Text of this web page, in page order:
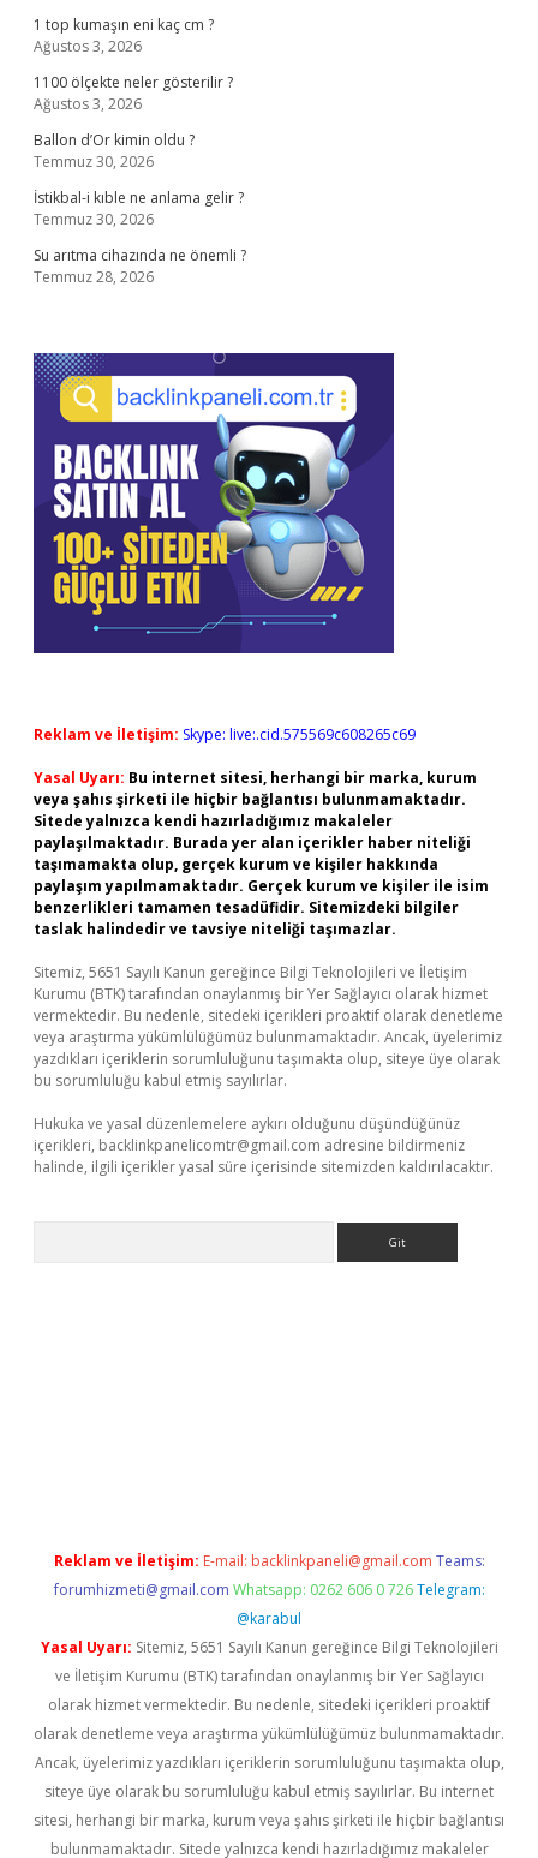
1 top kumaşın eni kaç cm ?
Ağustos 3, 2026
1100 ölçekte neler gösterilir ?
Ağustos 3, 2026
Ballon d’Or kimin oldu ?
Temmuz 30, 2026
İstikbal-i kıble ne anlama gelir ?
Temmuz 30, 2026
Su arıtma cihazında ne önemli ?
Temmuz 28, 2026
Reklam ve İletişim: Skype: live:.cid.575569c608265c69
Yasal Uyarı: Bu internet sitesi, herhangi bir marka, kurum
veya şahıs şirketi ile hiçbir bağlantısı bulunmamaktadır.
Sitede yalnızca kendi hazırladığımız makaleler
paylaşılmaktadır. Burada yer alan içerikler haber niteliği
taşımamakta olup, gerçek kurum ve kişiler hakkında
paylaşım yapılmamaktadır. Gerçek kurum ve kişiler ile isim
benzerlikleri tamamen tesadüfidir. Sitemizdeki bilgiler
taslak halindedir ve tavsiye niteliği taşımazlar.
Sitemiz, 5651 Sayılı Kanun gereğince Bilgi Teknolojileri ve İletişim
Kurumu (BTK) tarafından onaylanmış bir Yer Sağlayıcı olarak hizmet
vermektedir. Bu nedenle, sitedeki içerikleri proaktif olarak denetleme
veya araştırma yükümlülüğümüz bulunmamaktadır. Ancak, üyelerimiz
yazdıkları içeriklerin sorumluluğunu taşımakta olup, siteye üye olarak
bu sorumluluğu kabul etmiş sayılırlar.
Hukuka ve yasal düzenlemelere aykırı olduğunu düşündüğünüz
içerikleri, backlinkpanelicomtr@gmail.com adresine bildirmeniz
halinde, ilgili içerikler yasal süre içerisinde sitemizden kaldırılacaktır.
Reklam ve İletişim: E-mail: backlinkpaneli@gmail.com Teams:
forumhizmeti@gmail.com Whatsapp: 0262 606 0 726 Telegram:
@karabul
Yasal Uyarı: Sitemiz, 5651 Sayılı Kanun gereğince Bilgi Teknolojileri
ve İletişim Kurumu (BTK) tarafından onaylanmış bir Yer Sağlayıcı
olarak hizmet vermektedir. Bu nedenle, sitedeki içerikleri proaktif
olarak denetleme veya araştırma yükümlülüğümüz bulunmamaktadır.
Ancak, üyelerimiz yazdıkları içeriklerin sorumluluğunu taşımakta olup,
siteye üye olarak bu sorumluluğu kabul etmiş sayılırlar. Bu internet
sitesi, herhangi bir marka, kurum veya şahıs şirketi ile hiçbir bağlantısı
bulunmamaktadır. Sitede yalnızca kendi hazırladığımız makaleler